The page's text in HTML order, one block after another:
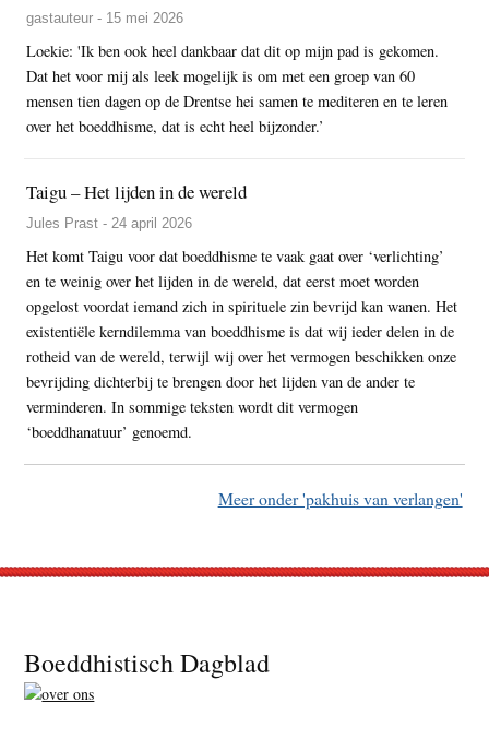
gastauteur - 15 mei 2026
Loekie: 'Ik ben ook heel dankbaar dat dit op mijn pad is gekomen.
Dat het voor mij als leek mogelijk is om met een groep van 60
mensen tien dagen op de Drentse hei samen te mediteren en te leren
over het boeddhisme, dat is echt heel bijzonder.’
Taigu – Het lijden in de wereld
Jules Prast - 24 april 2026
Het komt Taigu voor dat boeddhisme te vaak gaat over ‘verlichting’
en te weinig over het lijden in de wereld, dat eerst moet worden
opgelost voordat iemand zich in spirituele zin bevrijd kan wanen. Het
existentiële kerndilemma van boeddhisme is dat wij ieder delen in de
rotheid van de wereld, terwijl wij over het vermogen beschikken onze
bevrijding dichterbij te brengen door het lijden van de ander te
verminderen. In sommige teksten wordt dit vermogen
‘boeddhanatuur’ genoemd.
Meer onder 'pakhuis van verlangen'
Footer
Boeddhistisch Dagblad